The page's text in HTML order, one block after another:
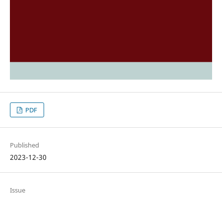
PDF
Published
2023-12-30
Issue